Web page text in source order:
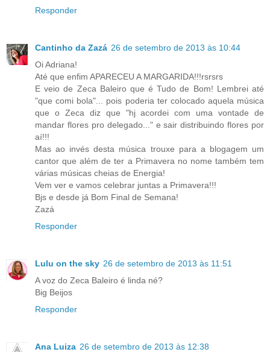
Responder
Cantinho da Zazá 26 de setembro de 2013 às 10:44
Oi Adriana!
Até que enfim APARECEU A MARGARIDA!!!rsrsrs
E veio de Zeca Baleiro que é Tudo de Bom! Lembrei até
"que comi bola"... pois poderia ter colocado aquela música
que o Zeca diz que "hj acordei com uma vontade de
mandar flores pro delegado..." e sair distribuindo flores por
aí!!!
Mas ao invés desta música trouxe para a blogagem um
cantor que além de ter a Primavera no nome também tem
várias músicas cheias de Energia!
Vem ver e vamos celebrar juntas a Primavera!!!
Bjs e desde já Bom Final de Semana!
Zazá
Responder
Lulu on the sky 26 de setembro de 2013 às 11:51
A voz do Zeca Baleiro é linda né?
Big Beijos
Responder
Ana Luiza 26 de setembro de 2013 às 12:38